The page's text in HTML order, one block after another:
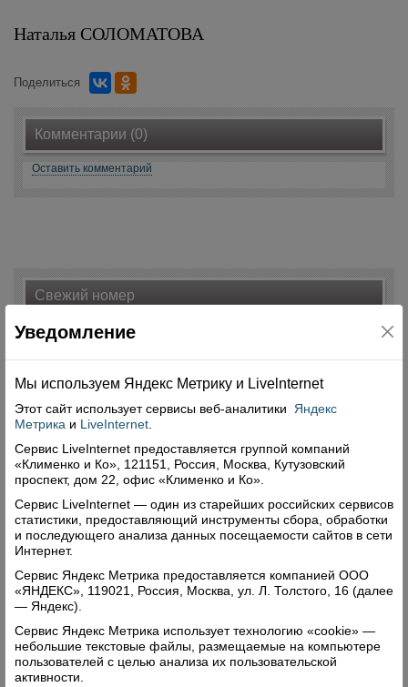
Наталья СОЛОМАТОВА
Поделиться
Комментарии (0)
Оставить комментарий
Свежий номер
Уведомление
Мы используем Яндекс Метрику и Livelnternet
Этот сайт использует сервисы веб-аналитики
Яндекс
Метрика и LiveInternet
Сервис LiveInternet предоставляется группой компаний
«Клименко и Ко», 121151, Россия, Москва, Кутузовский
проспект, дом 22, офис «Клименко и Ко».
Сервис LiveInternet — один из старейших российских сервисов
статистики, предоставляющий инструменты сбора, обработки
и последующего анализа данных посещаемости сайтов в сети
Интернет.
Сервис Яндекс Метрика предоставляется компанией ООО
«ЯНДЕКС», 119021, Россия, Москва, ул. Л. Толстого, 16 (далее
— Яндекс).
Сервис Яндекс Метрика использует технологию «cookie» —
небольшие текстовые файлы, размещаемые на компьютере
пользователей с целью анализа их пользовательской
активности.